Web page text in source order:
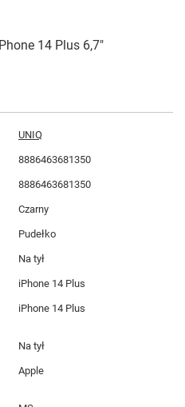
14 Plus 6,7"
UNIQ
8886463681350
8886463681350
Czarny
Pudełko
Na tył
iPhone 14 Plus
iPhone 14 Plus
Na tył
Apple